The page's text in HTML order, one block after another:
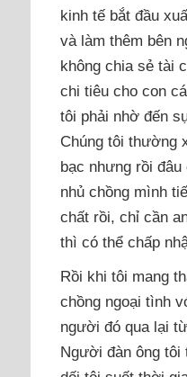
kinh tế bắt đầu
và làm thêm bên
không chia sẻ tài
chi tiêu cho con
tôi phải nhờ đến
Chúng tôi thường
bạc nhưng rồi
nhủ chồng mình
chất rồi, chỉ cần
thì có thể chấp
Rồi khi tôi mang
chồng ngoại tình
người đó qua lại
Người đàn ông